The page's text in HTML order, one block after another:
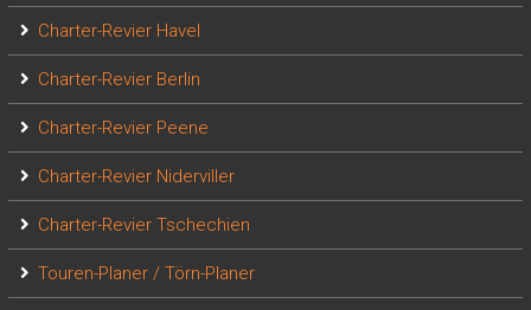
Charter-Revier Havel
Charter-Revier Berlin
Charter-Revier Peene
Charter-Revier Niderviller
Charter-Revier Tschechien
Touren-Planer / Törn-Planer